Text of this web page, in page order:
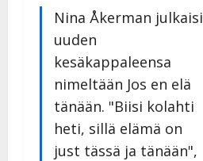
Nina Åkerman julkaisi
uuden
kesäkappaleensa
nimeltään Jos en elä
tänään. "Biisi kolahti
heti, sillä elämä on
just tässä ja tänään",